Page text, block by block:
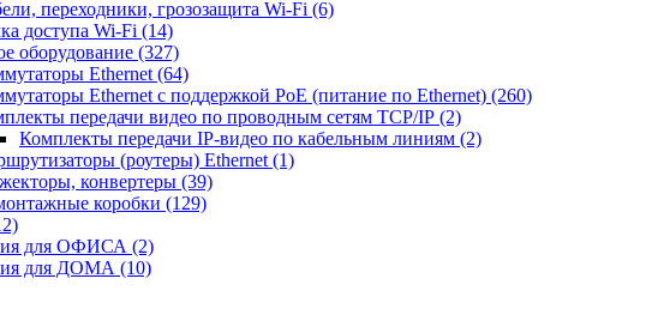
переходники, грозозащита Wi-Fi (6)
доступа Wi-Fi (14)
оборудование (327)
Ethernet (64)
Ethernet с поддержкой PoE (питание по Ethernet) (260)
передачи видео по проводным сетям TCP/IP (2)
Комплекты передачи IP-видео по кабельным линиям (2)
(роутеры) Ethernet (1)
конвертеры (39)
коробки (129)
для ОФИСА (2)
для ДОМА (10)